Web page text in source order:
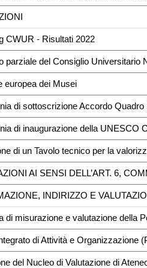
CWUR - Risultati 2022
parziale del Consiglio Universitario
europea dei Musei
di sottoscrizione Accordo
di inaugurazione della UNESCO
di un Tavolo tecnico per la
AI SENSI DELL’ART. 6,
INDIRIZZO E
di misurazione e valutazione della
di Attività e Organizzazione
del Nucleo di Valutazione di